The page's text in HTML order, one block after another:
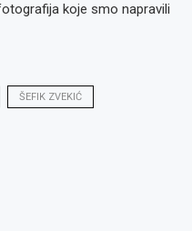
koje smo napravili
ŠEFIK ZVEKIĆ